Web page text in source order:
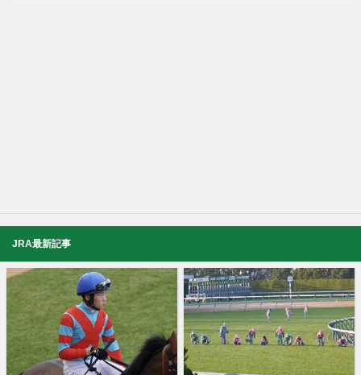
JRA最新記事